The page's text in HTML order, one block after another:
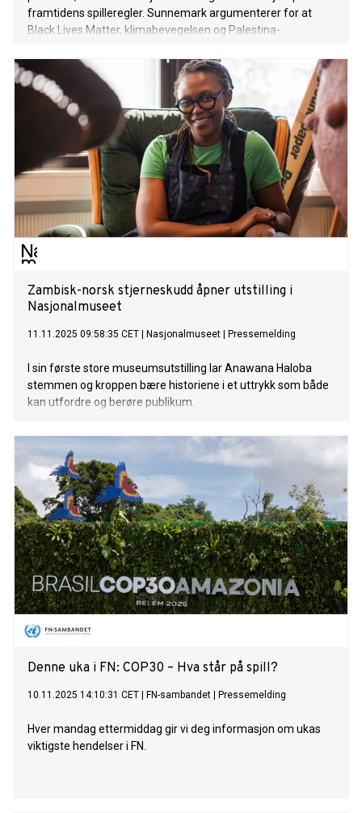
framtidens spilleregler. Sunnemark argumenterer for at
Black Lives Matter, klimabevegelsen og Palestina-
stridbart politisk rom – og en arena for å skape radikale
alternativer til nyliberalismen.
Zambisk-norsk stjerneskudd åpner utstilling i
Nasjonalmuseet
11.11.2025 09:58:35 CET Nasjonalmuseet Pressemelding
I sin første store museumsutstilling lar Anawana Haloba
stemmen og kroppen bære historiene i et uttrykk som både
kan utfordre og berøre publikum.
Denne uka i FN: COP30 – Hva står på spill?
10.11.2025 14:10:31 CET FN-sambandet Pressemelding
Hver mandag ettermiddag gir vi deg informasjon om ukas
viktigste hendelser i FN.